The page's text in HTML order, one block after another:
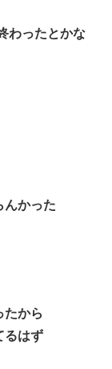
わったとかな
んかった
たから
るはず